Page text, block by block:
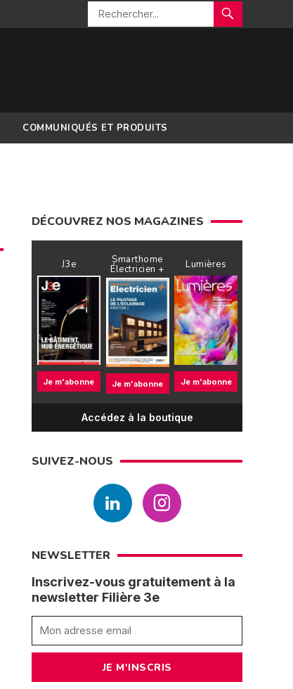
COMMUNIQUÉS ET PRODUITS
DÉCOUVREZ NOS MAGAZINES
J3e
Je m'abonne
Smarthome
Électricien +
Je m'abonne
Lumières
Je m'abonne
Accédez à la boutique
SUIVEZ-NOUS
NEWSLETTER
Inscrivez-vous gratuitement à la
newsletter Filière 3e